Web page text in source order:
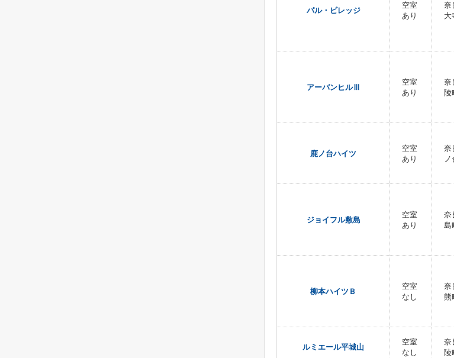
パル・ビレッジ
空室
あり
奈
大
アーバンヒルⅢ
空室
あり
奈
陵
鹿ノ台ハイツ
空室
あり
奈
ノ
ジョイフル敷島
空室
あり
奈
島
柳本ハイツＢ
空室
なし
奈
熊
ルミエール平城山
空室
なし
奈
陵